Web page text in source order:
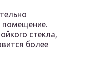
помещение.
стекла,
более